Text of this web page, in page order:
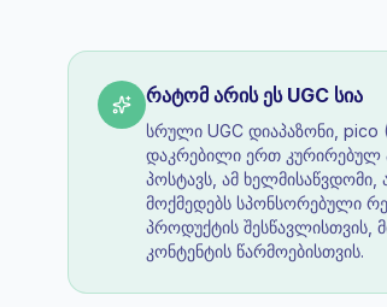
რატომ არის ეს UGC სია
სრული UGC დიაპაზონი, pico
დაკრებილი ერთ კურირებულ
პოსტავს, ამ
მოქმედებს სპონსორებული
პროდუქტის შესწავლისთვის,
კონტენტის წარმოებისთვის.